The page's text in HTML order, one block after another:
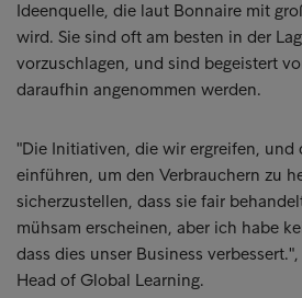
Ideenquelle, die laut Bonnaire mit
wird. Sie sind oft am besten in der
vorzuschlagen, und sind begeistert
daraufhin angenommen werden.
"Die Initiativen, die wir ergreifen, und
einführen, um den Verbrauchern zu
sicherzustellen, dass sie fair
mühsam erscheinen, aber ich habe
dass dies unser Business
Head of Global Learning.